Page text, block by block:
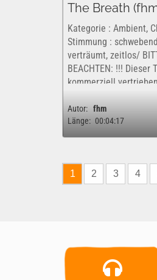
The Breath
Kategorie : Ambient,
Stimmung :
verträumt, zeitlos/
BEACHTEN: !!! Dieser
kommerziell
rechtlich für eine rein
Autor: fhm
Länge: 00:04:17
1 2 3 4